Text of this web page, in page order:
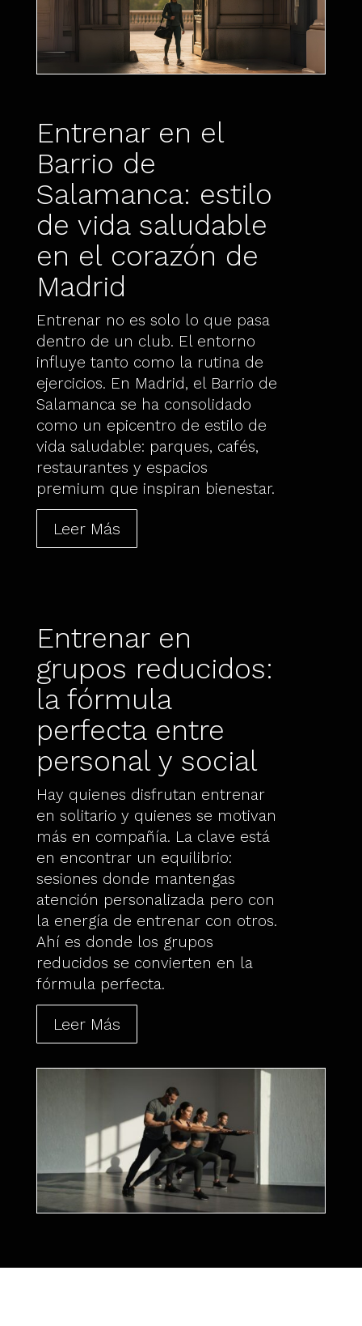
Entrenar en el
Barrio de
Salamanca: estilo
de vida saludable
en el corazón de
Madrid
Entrenar no es solo lo que pasa
dentro de un club. El entorno
influye tanto como la rutina de
ejercicios. En Madrid, el Barrio de
Salamanca se ha consolidado
como un epicentro de estilo de
vida saludable: parques, cafés,
restaurantes y espacios
premium que inspiran bienestar.
Leer Más
Entrenar en
grupos reducidos:
la fórmula
perfecta entre
personal y social
Hay quienes disfrutan entrenar
en solitario y quienes se motivan
más en compañía. La clave está
en encontrar un equilibrio:
sesiones donde mantengas
atención personalizada pero con
la energía de entrenar con otros.
Ahí es donde los grupos
reducidos se convierten en la
fórmula perfecta.
Leer Más